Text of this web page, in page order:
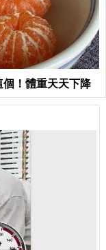
！體重天天下降